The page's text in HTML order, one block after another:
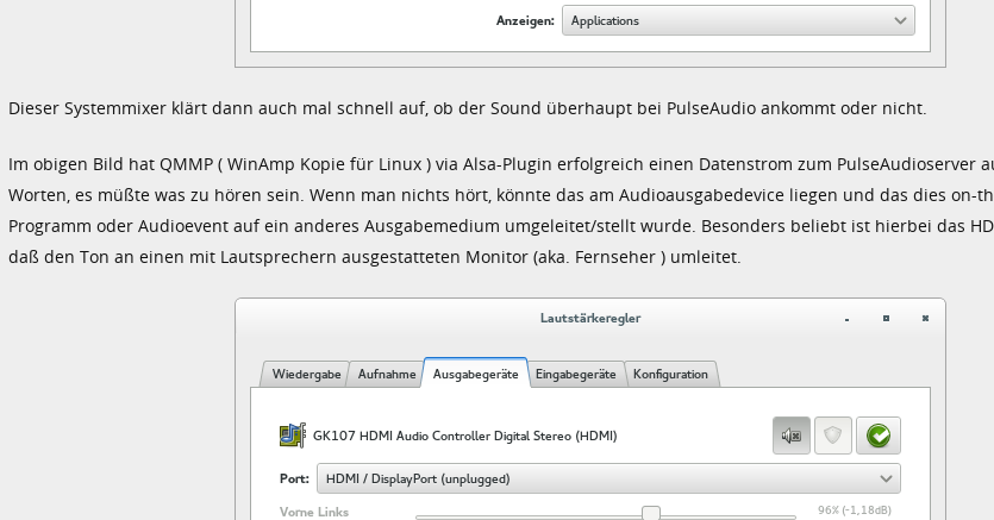
Dieser Systemmixer klärt dann auch mal schnell auf, ob der Sound überhaupt bei PulseAudio ankommt oder nicht.
Im obigen Bild hat QMMP ( WinAmp Kopie für Linux ) via Alsa-Plugin erfolgreich einen Datenstrom zum PulseAudioserver
Worten, es müßte was zu hören sein. Wenn man nichts hört, könnte das am Audioausgabedevice liegen und das dies on-
Programm oder Audioevent auf ein anderes Ausgabemedium umgeleitet/stellt wurde. Besonders beliebt ist hierbei das
daß den Ton an einen mit Lautsprechern ausgestatteten Monitor (aka. Fernseher ) umleitet.